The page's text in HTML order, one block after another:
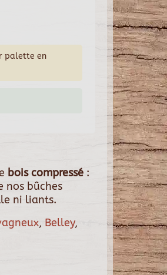
palette en
bois compressé :
nos bûches
ni liants.
, Belley,